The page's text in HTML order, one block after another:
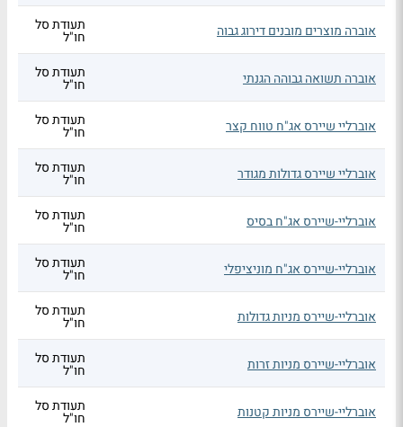
אוברה מוצרים מובנים דירוג גבוה תעודת סל
חו"ל
אוברה תשואה גבוהה הגנתי תעודת סל
חו"ל
אוברליי שיירס אג"ח טווח קצר תעודת סל
חו"ל
אוברליי שיירס גדולות מגודר תעודת סל
חו"ל
אוברליי-שיירס אג"ח בסיס תעודת סל
חו"ל
אוברליי-שיירס אג"ח מוניציפלי תעודת סל
חו"ל
אוברליי-שיירס מניות גדולות תעודת סל
חו"ל
אוברליי-שיירס מניות זרות תעודת סל
חו"ל
אוברליי-שיירס מניות קטנות תעודת סל
חו"ל